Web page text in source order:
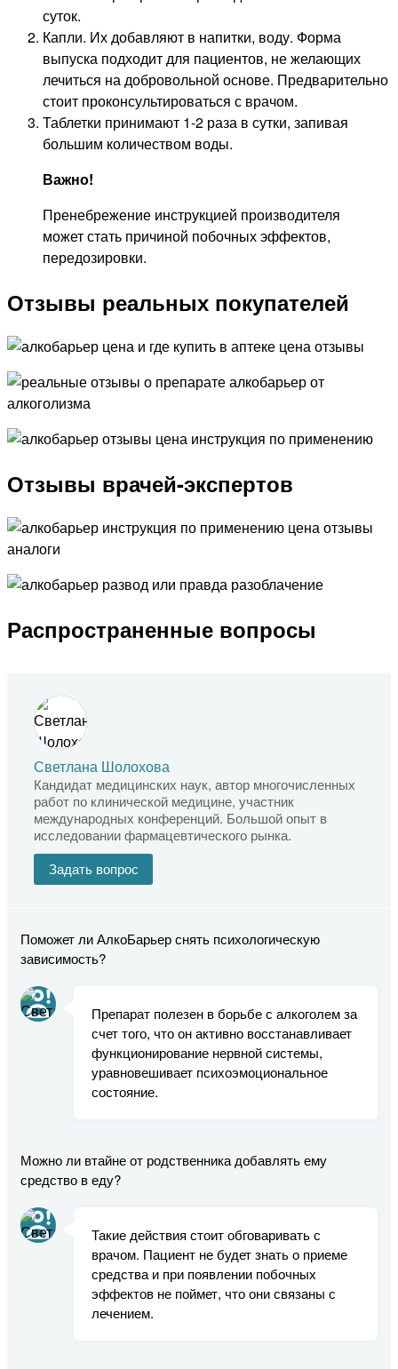
суток.
Капли. Их добавляют в напитки, воду. Форма
выпуска подходит для пациентов, не желающих
лечиться на добровольной основе. Предварительно
стоит проконсультироваться с врачом.
Таблетки принимают 1-2 раза в сутки, запивая
большим количеством воды.
Важно!
Пренебрежение инструкцией производителя
может стать причиной побочных эффектов,
передозировки.
Отзывы реальных покупателей
Отзывы врачей-экспертов
Распространенные вопросы
Светлана Шолохова
Кандидат медицинских наук, автор многочисленных
работ по клинической медицине, участник
международных конференций. Большой опыт в
исследовании фармацевтического рынка.
Задать вопрос
Поможет ли АлкоБарьер снять психологическую
зависимость?
Препарат полезен в борьбе с алкоголем за
счет того, что он активно восстанавливает
функционирование нервной системы,
уравновешивает психоэмоциональное
состояние.
Можно ли втайне от родственника добавлять ему
средство в еду?
Такие действия стоит обговаривать с
врачом. Пациент не будет знать о приеме
средства и при появлении побочных
эффектов не поймет, что они связаны с
лечением.